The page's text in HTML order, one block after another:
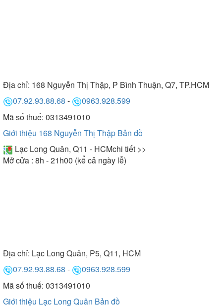
Địa chỉ: 168 Nguyễn Thị Thập, P Bình Thuận, Q7, TP.HCM
07.92.93.88.68 -
0963.928.599
Mã số thuế: 0313491010
Giới thiệu 168 Nguyễn Thị Thập Bản đồ
Lạc Long Quân, Q11 - HCMchi tiết >>
Mở cửa : 8h - 21h00 (kể cả ngày lễ)
Địa chỉ: Lạc Long Quân, P5, Q11, HCM
07.92.93.88.68 -
0963.928.599
Mã số thuế: 0313491010
Giới thiệu Lạc Long Quân Bản đồ